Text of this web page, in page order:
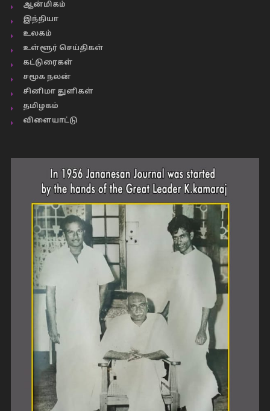
ஆன்மிகம்
இந்தியா
உலகம்
உள்ளூர் செய்திகள்
கட்டுரைகள்
சமூக நலன்
சினிமா துளிகள்
தமிழகம்
விளையாட்டு